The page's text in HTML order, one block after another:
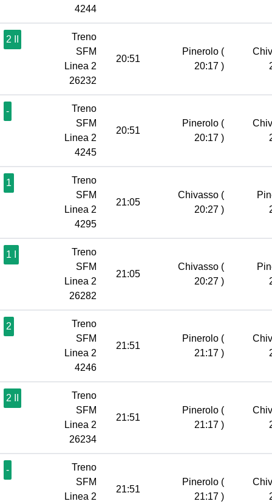
4244
2 II
Treno
SFM
Linea 2
26232
20:51
Pinerolo (
20:17 )
-
Treno
SFM
Linea 2
4245
20:51
Pinerolo (
20:17 )
1
Treno
SFM
Linea 2
4295
21:05
Chivasso (
20:27 )
1 I
Treno
SFM
Linea 2
26282
21:05
Chivasso (
20:27 )
2
Treno
SFM
Linea 2
4246
21:51
Pinerolo (
21:17 )
2 II
Treno
SFM
Linea 2
26234
21:51
Pinerolo (
21:17 )
-
Treno
SFM
Linea 2
21:51
Pinerolo (
21:17 )